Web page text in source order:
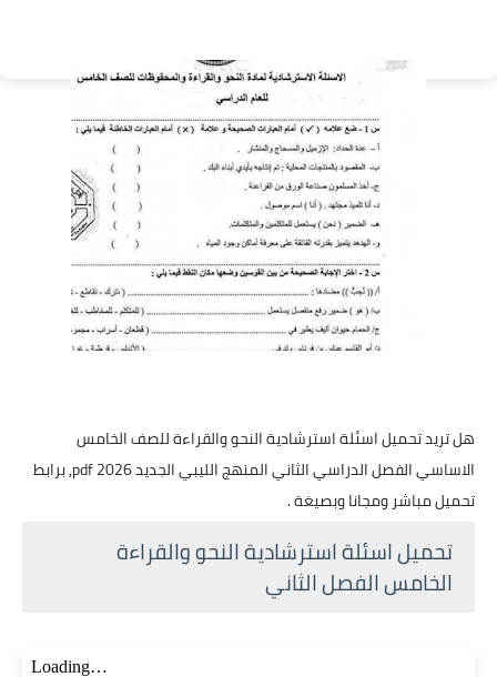
هل تريد تحميل اسئلة استرشادية النحو والقراءة للصف الخامس
الاساسي الفصل الدراسي الثاني المنهج الليبي الجديد 2026 pdf, برابط
تحميل مباشر ومجانا وبصيغة .
تحميل اسئلة استرشادية النحو والقراءة
الخامس الفصل الثاني